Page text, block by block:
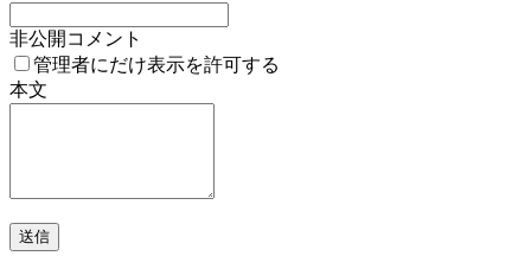
非公開コメント
管理者にだけ表示を許可する
本文